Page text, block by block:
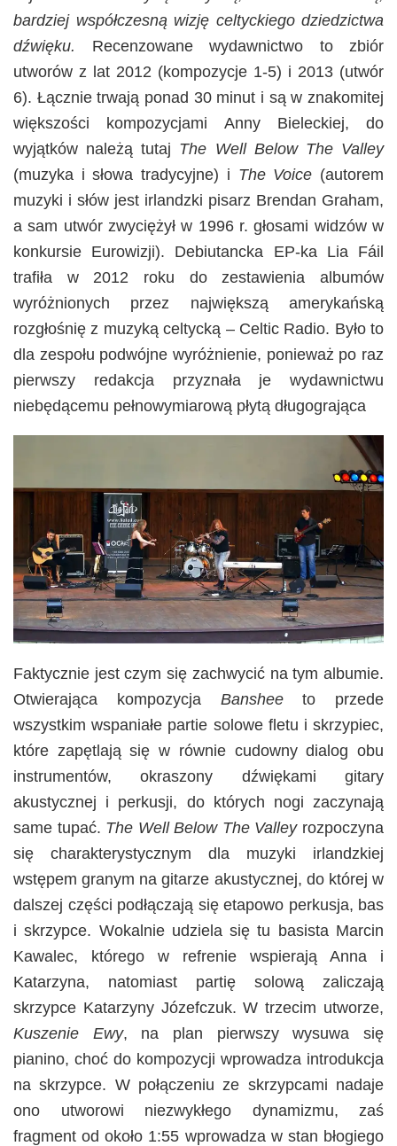
bardziej współczesną wizję celtyckiego dziedzictwa
dźwięku. Recenzowane wydawnictwo to zbiór
utworów z lat 2012 (kompozycje 1-5) i 2013 (utwór
6). Łącznie trwają ponad 30 minut i są w znakomitej
większości kompozycjami Anny Bieleckiej, do
wyjątków należą tutaj The Well Below The Valley
(muzyka i słowa tradycyjne) i The Voice (autorem
muzyki i słów jest irlandzki pisarz Brendan Graham,
a sam utwór zwyciężył w 1996 r. głosami widzów w
konkursie Eurowizji). Debiutancka EP-ka Lia Fáil
trafiła w 2012 roku do zestawienia albumów
wyróżnionych przez największą amerykańską
rozgłośnię z muzyką celtycką – Celtic Radio. Było to
dla zespołu podwójne wyróżnienie, ponieważ po raz
pierwszy redakcja przyznała je wydawnictwu
niebędącemu pełnowymiarową płytą długogrająca
Faktycznie jest czym się zachwycić na tym albumie.
Otwierająca kompozycja Bansheeto przede
wszystkim wspaniałe partie solowe fletu i skrzypiec,
które zapętlają się w równie cudowny dialog obu
instrumentów, okraszony dźwiękami gitary
akustycznej i perkusji, do których nogi zaczynają
same tupać. The Well Below The Valley rozpoczyna
się charakterystycznym dla muzyki irlandzkiej
wstępem granym na gitarze akustycznej, do której w
dalszej części podłączają się etapowo perkusja, bas
i skrzypce. Wokalnie udziela się tu basista Marcin
Kawalec, którego w refrenie wspierają Anna i
Katarzyna, natomiast partię solową zaliczają
skrzypce Katarzyny Józefczuk. W trzecim utworze,
Kuszenie Ewy, na plan pierwszy wysuwa się
pianino, choć do kompozycji wprowadza introdukcja
na skrzypce. W połączeniu ze skrzypcami nadaje
ono utworowi niezwykłego dynamizmu, zaś
fragment od około 1:55 wprowadza w stan błogiego